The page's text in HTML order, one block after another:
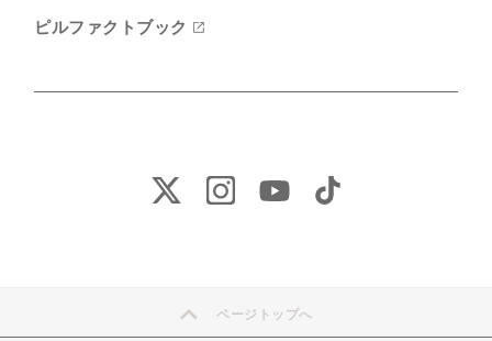
ピルファクトブック
ページトップへ